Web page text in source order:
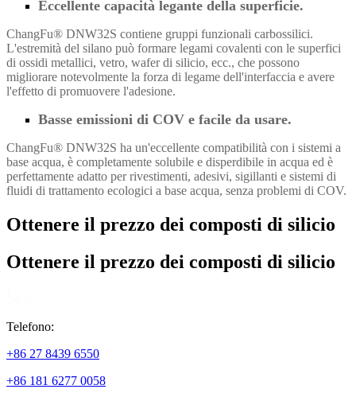
Eccellente capacità legante della superficie.
ChangFu® DNW32S contiene gruppi funzionali carbossilici.
L'estremità del silano può formare legami covalenti con le superfici
di ossidi metallici, vetro, wafer di silicio, ecc., che possono
migliorare notevolmente la forza di legame dell'interfaccia e avere
l'effetto di promuovere l'adesione.
Basse emissioni di COV e facile da usare.
ChangFu® DNW32S ha un'eccellente compatibilità con i sistemi a
base acqua, è completamente solubile e disperdibile in acqua ed è
perfettamente adatto per rivestimenti, adesivi, sigillanti e sistemi di
fluidi di trattamento ecologici a base acqua, senza problemi di COV.
Ottenere il prezzo dei composti di silicio
Ottenere il prezzo dei composti di silicio
Telefono:
+86 27 8439 6550
+86 181 6277 0058